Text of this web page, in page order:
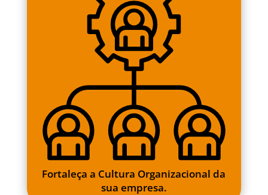
Fortaleça a Cultura Organizacional da
sua empresa.